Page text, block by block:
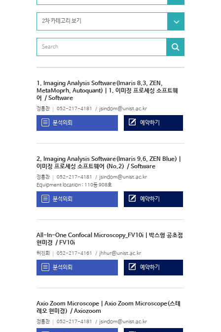
2차 카테고리 보기
1. Imaging Analysis Software(Imaris 8.3, ZEN,
MetaMoprh, Autoquant) | 1. 이미징 프로세싱 소프트웨
어 / Software
정홍찬 052-217-4181 jsindom@unist.ac.kr
분석의뢰 예약하기
2. Imaging Analysis Software(Imaris 9.6, ZEN Blue) |
이미징 프로세싱 소프트웨어 (No.2) / Software
정홍찬 052-217-4181 jsindom@unist.ac.kr
Equipment location : 110동 908호
분석의뢰 예약하기
All-In-One Confocal Microscopy_FV10i | 박스형 공초점
현미경 / FV10i
허진회 052-217-4161 jhhur@unist.ac.kr
분석의뢰 예약하기
Axio Zoom Microscope | Axio Zoom Microscope(스테
레오 현미경) / Axiozoom
정홍찬 052-217-4181 jsindom@unist.ac.kr